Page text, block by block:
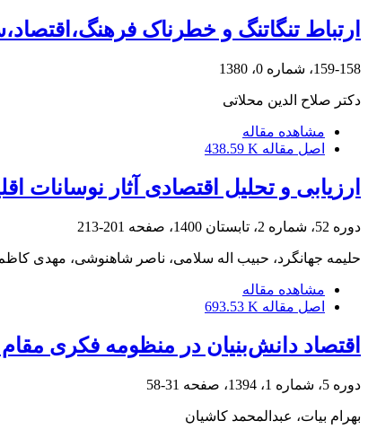
ارتباط تنگاتنگ و خطرناک
159-158، شماره 0، 1380
دکتر صلاح الدین محلاتی
مشاهده مقاله
اصل مقاله 438.59 K
ارزیابی و تحلیل اقتصادی آثار نوسانات
دوره 52، شماره 2، تابستان 1400، صفحه 201-213
حلیمه جهانگرد، حبیب اله سلامی، ناصر شاهنوشی، مهدی
مشاهده مقاله
اصل مقاله 693.53 K
اقتصاد دانش‌بنیان در منظومه فکری
دوره 5، شماره 1، 1394، صفحه 31-58
بهرام بیات، عبدالمحمد کاشیان